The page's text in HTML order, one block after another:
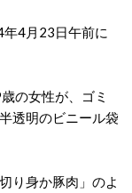
年4月23日午前に
の女性が、ゴミ
透明のビニール袋
り身か豚肉」のよ